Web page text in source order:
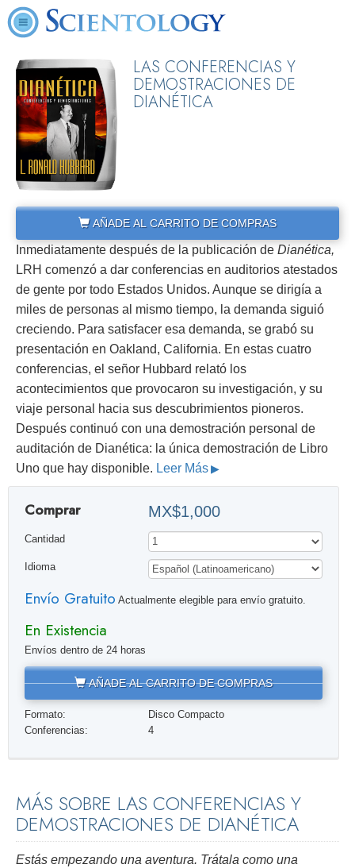
LAS CONFERENCIAS Y
DEMOSTRACIONES DE
DIANÉTICA
AÑADE AL CARRITO DE COMPRAS
Inmediatamente después de la publicación de Dianética,
LRH comenzó a dar conferencias en auditorios atestados
de gente por todo Estados Unidos. Aunque se dirigía a
miles de personas al mismo tiempo, la demanda siguió
creciendo. Para satisfacer esa demanda, se grabó su
presentación en Oakland, California. En estas cuatro
conferencias, el señor Hubbard relató los
acontecimientos que provocaron su investigación, y su
viaje personal hacia sus descubrimientos pioneros.
Después continuó con una demostración personal de
auditación de Dianética: la única demostración de Libro
Uno que hay disponible. Leer Más
Comprar MX$1,000
Cantidad
Idioma
Envío Gratuito Actualmente elegible para envío gratuito.
En Existencia
Envíos dentro de 24 horas
AÑADE AL CARRITO DE COMPRAS
Formato:
Disco Compacto
Conferencias:
4
MÁS SOBRE LAS CONFERENCIAS Y
DEMOSTRACIONES DE DIANÉTICA
Estás empezando una aventura. Trátala como una